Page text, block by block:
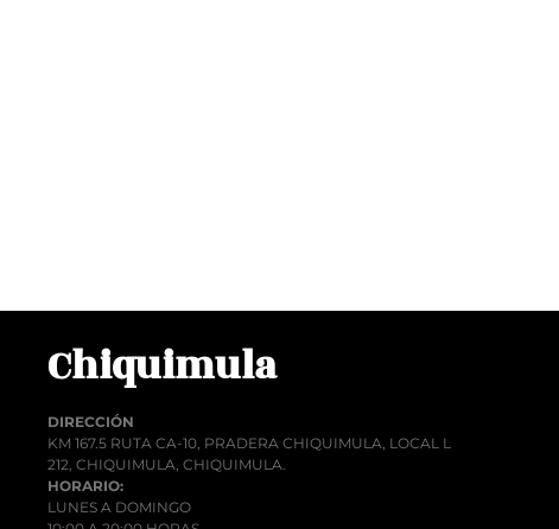
Chiquimula
DIRECCIÓN
KM 167.5 RUTA CA-10, PRADERA CHIQUIMULA, LOCAL L
212, CHIQUIMULA, CHIQUIMULA.
HORARIO:
LUNES A DOMINGO